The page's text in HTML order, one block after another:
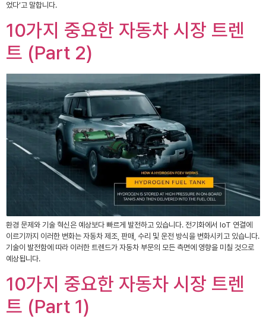
었다’고 말합니다.
10가지 중요한 자동차 시장 트렌
트 (Part 2)
환경 문제와 기술 혁신은 예상보다 빠르게 발전하고 있습니다. 전기화에서 IoT 연결에
이르기까지 이러한 변화는 자동차 제조, 판매, 수리 및 운전 방식을 변화시키고 있습니다.
기술이 발전함에 따라 이러한 트렌드가 자동차 부문의 모든 측면에 영향을 미칠 것으로
예상됩니다.
10가지 중요한 자동차 시장 트렌
트 (Part 1)